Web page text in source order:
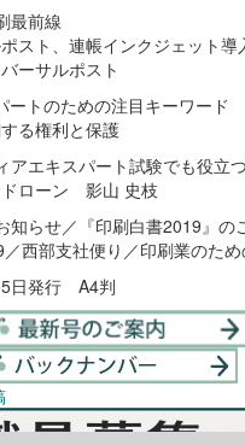
最前線
スト、連帳インクジェット導
ーサルポスト
ートのための注目キーワード
る権利と保護
アエキスパート試験でも役立
ローン 影山 史枝
知らせ／『印刷白書2019』の
西部支社便り／印刷業のた
日発行 A4判